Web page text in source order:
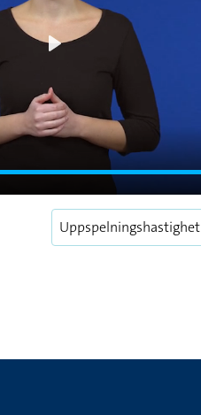
Uppspelningshastighet